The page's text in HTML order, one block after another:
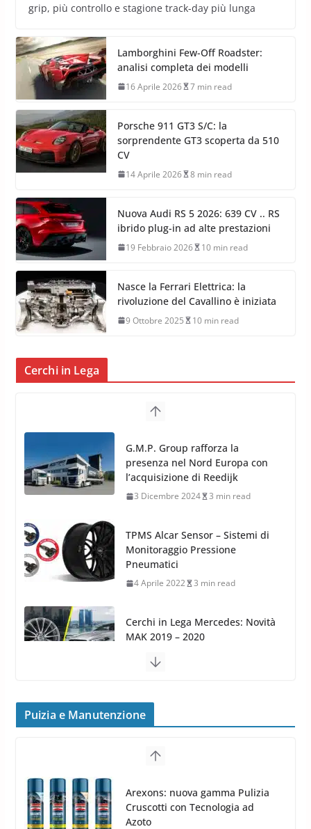
grip, più controllo e stagione track-day più lunga
Lamborghini Few-Off Roadster:
analisi completa dei modelli
16 Aprile 2026 7 min read
Porsche 911 GT3 S/C: la
sorprendente GT3 scoperta da 510
CV
14 Aprile 2026 8 min read
Nuova Audi RS 5 2026: 639 CV .. RS
ibrido plug-in ad alte prestazioni
19 Febbraio 2026 10 min read
Nasce la Ferrari Elettrica: la
rivoluzione del Cavallino è iniziata
9 Ottobre 2025 10 min read
Cerchi in Lega
TPMS Alcar Sensor – Sistemi di
Monitoraggio Pressione
Pneumatici
4 Aprile 2022 3 min read
Cerchi in Lega Mercedes: Novità
MAK 2019 – 2020
16 Settembre 2019
MAK FIVESTAR (2019)
24 Luglio 2019 1 min read
8 Aprile 2026 7 min read
l’acquisizione di Reedijk
3 Dicembre 2024 3 min read
Puizia e Manutenzione
Meguiars OFFERTA AMAZON:
TOP Prodotti per la Cura Auto
2023